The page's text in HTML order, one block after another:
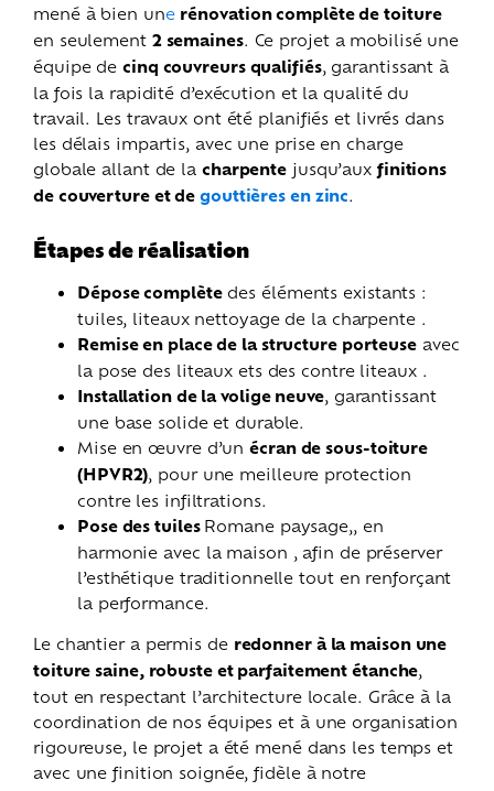
mené à bien une rénovation complète de toiture
en seulement 2 semaines. Ce projet a mobilisé une
équipe decinq couvreurs qualifiés, garantissant à
la fois la rapidité d’exécution et la qualité du
travail. Les travaux ont été planifiés et livrés dans
les délais impartis, avec une prise en charge
globale allant de la charpente jusqu’aux finitions
de couverture et de gouttières en zinc.
Étapes de réalisation
Dépose complètedes éléments existants :
tuiles, liteaux nettoyage de la charpente .
Remise en place de la structure porteuse avec
la pose des liteaux ets des contre liteaux .
Installation de la volige neuve, garantissant
une base solide et durable.
Mise en œuvre d’unécran de sous-toiture
(HPVR2), pour une meilleure protection
contre les infiltrations.
Pose des tuiles Romane paysage,, en
harmonie avec la maison , afin de préserver
l’esthétique traditionnelle tout en renforçant
la performance.
Le chantier a permis de redonner à la maison une
toiture saine, robuste et parfaitement étanche,
tout en respectant l’architecture locale. Grâce à la
coordination de nos équipes et à une organisation
rigoureuse, le projet a été mené dans les temps et
avec une finition soignée, fidèle à notre